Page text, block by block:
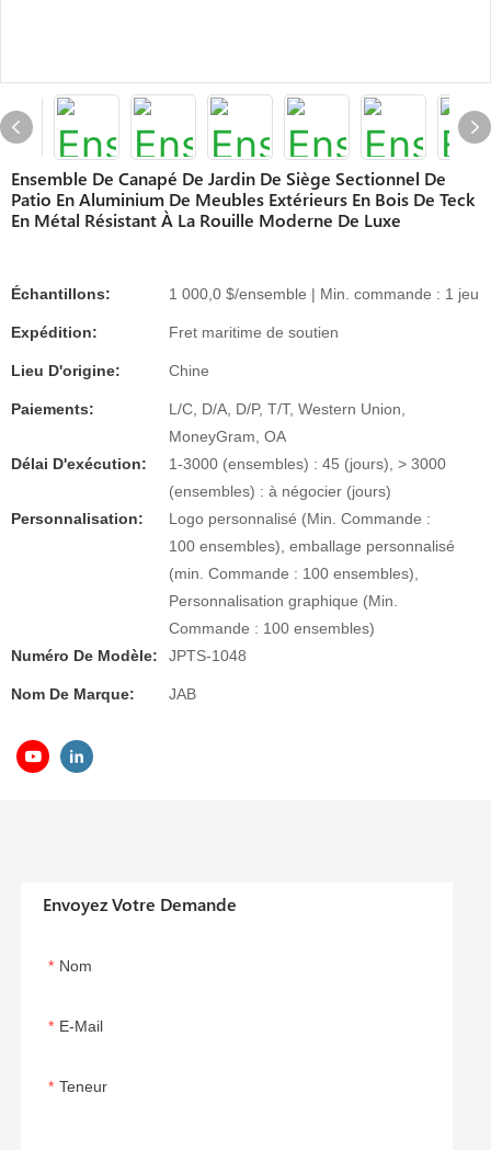
Ensemble De Canapé De Jardin De Siège Sectionnel De
Patio En Aluminium De Meubles Extérieurs En Bois De Teck
En Métal Résistant À La Rouille Moderne De Luxe
Échantillons: 1 000,0 $/ensemble | Min. commande : 1 jeu
Expédition: Fret maritime de soutien
Lieu D'origine: Chine
Paiements:
L/C, D/A, D/P, T/T, Western Union,
MoneyGram, OA
Délai D'exécution:
1-3000 (ensembles) : 45 (jours), > 3000
(ensembles) : à négocier (jours)
Personnalisation:
Logo personnalisé (Min. Commande :
100 ensembles), emballage personnalisé
(min. Commande : 100 ensembles),
Personnalisation graphique (Min.
Commande : 100 ensembles)
Numéro De Modèle:
JPTS-1048
Nom De Marque: JAB
Envoyez Votre Demande
Nom
E-Mail
Teneur